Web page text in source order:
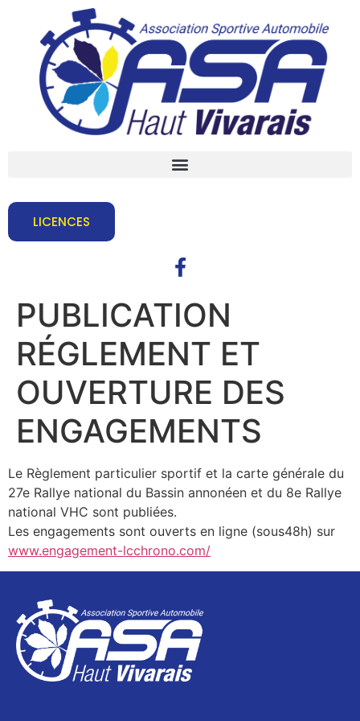
LICENCES
PUBLICATION
RÉGLEMENT ET
OUVERTURE DES
ENGAGEMENTS
Le Règlement particulier sportif et la carte générale du
27e Rallye national du Bassin annonéen et du 8e Rallye
national VHC sont publiées.
Les engagements sont ouverts en ligne (sous48h) sur
www.engagement-lcchrono.com/